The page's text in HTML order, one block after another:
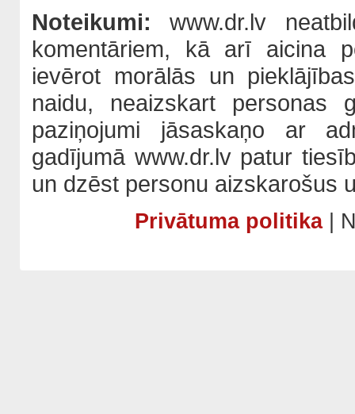
Noteikumi:www.dr.lv
komentāriem, kā arī aicina
ievērot morālās un
naidu, neaizskart personas
paziņojumi jāsaskaņo ar
gadījumā www.dr.lv patur
un dzēst personu aizskarošus
Privātuma politika|